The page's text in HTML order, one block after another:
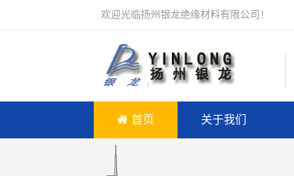
欢迎光临扬州银龙绝缘材料有限公司！
首页 关于我们